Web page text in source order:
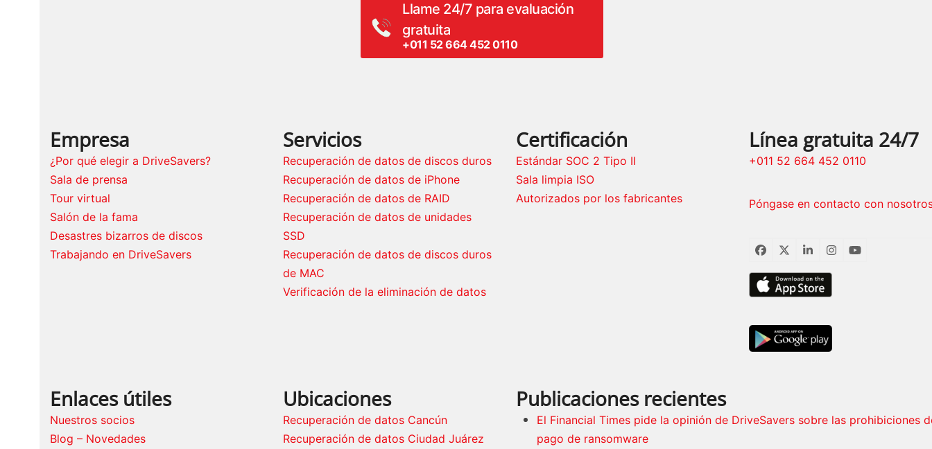
Llame 24/7 para evaluación
gratuita
+011 52 664 452 0110
Empresa
¿Por qué elegir a DriveSavers?
Sala de prensa
Tour virtual
Salón de la fama
Desastres bizarros de discos
Trabajando en DriveSavers
Servicios
Recuperación de datos de discos duros
Recuperación de datos de iPhone
Recuperación de datos de RAID
Recuperación de datos de unidades
SSD
Recuperación de datos de discos duros
de MAC
Verificación de la eliminación de datos
Certificación
Estándar SOC 2 Tipo II
Sala limpia ISO
Autorizados por los fabricantes
Línea gratuita 24/7
+011 52 664 452 0110
Póngase en contacto con
Facebook
TwitterLinkedInInstagram
YouTube
Enlaces útiles
Nuestros socios
Blog – Novedades
Ubicaciones
Recuperación de datos Cancún
Recuperación de datos Ciudad Juárez
Publicaciones recientes
El Financial Times pide la opinión de DriveSavers sobre las prohibiciones
pago de ransomware